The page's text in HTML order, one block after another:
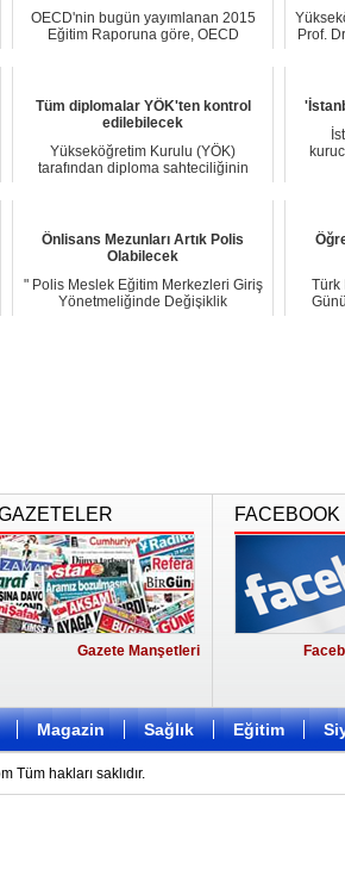
OECD'nin bugün yayımlanan 2015
Eğitim Raporuna göre, OECD
Prof.
Tüm diplomalar YÖK'ten kontrol
edilebilecek
Yükseköğretim Kurulu (YÖK)
tarafından diploma sahteciliğinin
Önlisans Mezunları Artık Polis
Olabilecek
" Polis Meslek Eğitim Merkezleri Giriş
Yönetmeliğinde Değişiklik
Türk
Gazete Manşetleri
FACEBOOK
Magazin Sağlık Eğitim
Tüm hakları saklıdır.